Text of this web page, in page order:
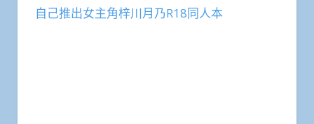
自己推出女主角梓川月乃R18同人本